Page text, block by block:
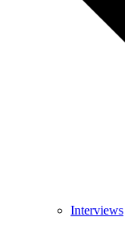
Interviews